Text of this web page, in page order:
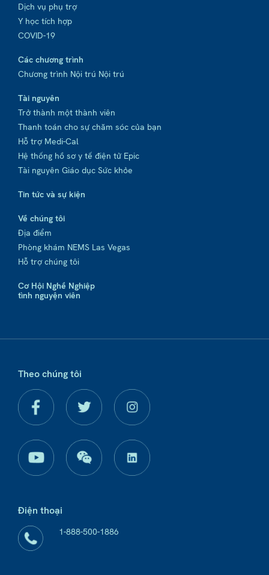
Dịch vụ phụ trợ
Y học tích hợp
COVID-19
Các chương trình
Chương trình Nội trú Nội trú
Tài nguyên
Trở thành một thành viên
Thanh toán cho sự chăm sóc của bạn
Hỗ trợ Medi-Cal
Hệ thống hồ sơ y tế điện tử Epic
Tài nguyên Giáo dục Sức khỏe
Tin tức và sự kiện
Về chúng tôi
Địa điểm
Phòng khám NEMS Las Vegas
Hỗ trợ chúng tôi
Cơ Hội Nghề Nghiệp
tình nguyện viên
Theo chúng tôi
Điện thoại
1-888-500-1886